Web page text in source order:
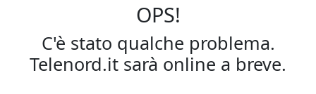
OPS!
C'è stato qualche problema.
Telenord.it sarà online a breve.